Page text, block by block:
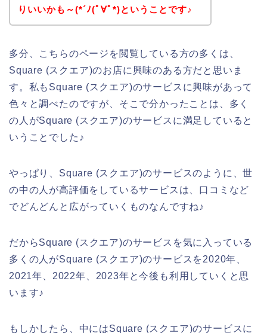
りいいかも～(*´ﾉ(ﾟ∀ﾟ*)ということです♪
多分、こちらのページを閲覧している方の多くは、
Square (スクエア)のお店に興味のある方だと思いま
す。私もSquare (スクエア)のサービスに興味があって
色々と調べたのですが、そこで分かったことは、多く
の人がSquare (スクエア)のサービスに満足していると
いうことでした♪
やっぱり、Square (スクエア)のサービスのように、世
の中の人が高評価をしているサービスは、口コミなど
でどんどんと広がっていくものなんですね♪
だからSquare (スクエア)のサービスを気に入っている
多くの人がSquare (スクエア)のサービスを2020年、
2021年、2022年、2023年と今後も利用していくと思
います♪
もしかしたら、中にはSquare (スクエア)のサービスに